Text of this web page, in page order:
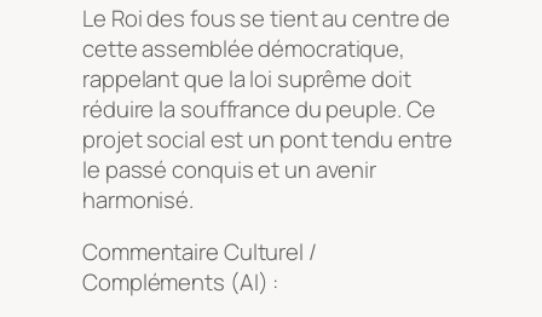
Le Roi des fous se tient au centre de
cette assemblée démocratique,
rappelant que la loi suprême doit
réduire la souffrance du peuple. Ce
projet social est un pont tendu entre
le passé conquis et un avenir
harmonisé.
Commentaire Culturel /
Compléments (AI) :